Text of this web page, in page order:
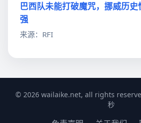
巴西队未能打破魔咒，挪威历
强
来源：RFI
© 2026 wailaike.net, all rights
秒